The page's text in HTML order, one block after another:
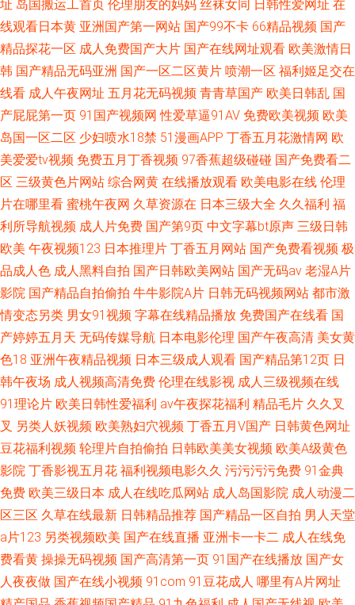
址 岛国搬运工首页 伦理朋友的妈妈 丝袜女同 日韩性爱网址 在
线观看日本黄 亚洲国产第一网站 国产99不卡 66精品视频 国产
精品探花一区 成人免费国产大片 国产在线网址观看 欧美激情日
韩 国产精品无码亚洲 国产一区二区黄片 喷潮一区 福利姬足交在
线看 成人午夜网址 五月花无码视频 青青草国产 欧美日韩乱 国
产屁屁第一页 91国产视频网 性爱草逼91AV 免费欧美视频 欧美
岛国一区二区 少妇喷水18禁 51漫画APP 丁香五月花激情网 欧
美爱爱tv视频 免费五月丁香视频 97香蕉超级碰碰 国产免费看二
区 三级黄色片网站 综合网黄 在线播放观看 欧美电影在线 伦理
片在哪里看 蜜桃午夜网 久草资源在 日本三级大全 久久福利 福
利所导航视频 成人片免费 国产第9页 中文字幕bt原声 三级日韩
欧美 午夜视频123 日本推理片 丁香五月网站 国产免费看视频 极
品成人色 成人黑料自拍 国产日韩欧美网站 国产无码av 老湿A片
影院 国产精品自拍偷拍 牛牛影院A片 日韩无码视频网站 都市激
情变态另类 男女91视频 字幕在线精品播放 免费国产在线看 国
产婷婷五月天 无码传媒导航 日本电影伦理 国产午夜高清 美女黄
色18 亚洲午夜精品视频 日本三级成人观看 国产精品第12页 日
韩午夜场 成人视频高清免费 伦理在线影视 成人三级视频在线
91理论片 欧美日韩性爱福利 av午夜探花福利 精品毛片 久久叉
叉 另类人妖视频 欧美熟妇穴视频 丁香五月V国产 日韩黄色网址
豆花福利视频 轮理片自拍偷拍 日韩欧美美女视频 欧美A级黄色
影院 丁香影视五月花 福利视频电影久久 污污污污免费 91金典
免费 欧美三级日本 成人在线吃瓜网站 成人岛国影院 成人动漫二
区三区 久草在线最新 日韩精品推荐 国产精品一区自拍 男人天堂
a片123 另类视频欧美 国产在线直播 亚洲卡一卡二 成人在线免
费看黄 操操无码视频 国产高清第一页 91国产在线播放 国产女
人夜夜做 国产在线小视频 91com 91豆花成人 哪里有A片网址